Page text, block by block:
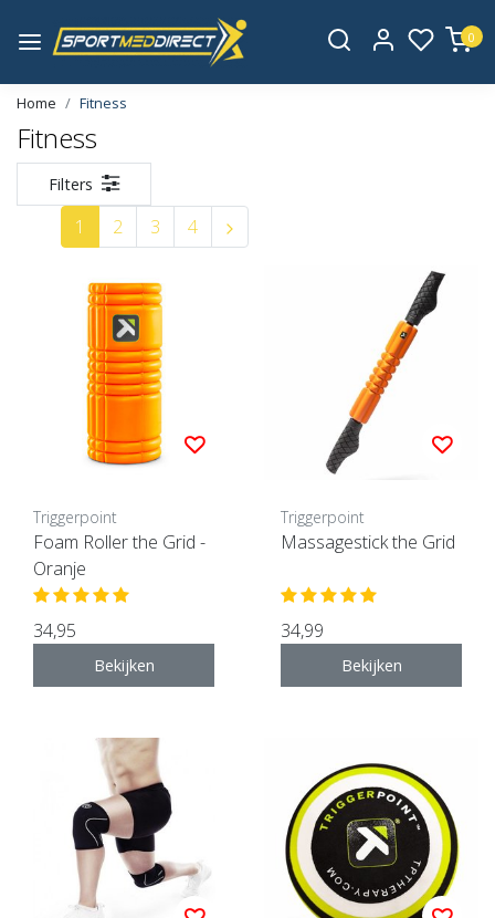
0
Home Fitness
Fitness
Filters
1 2 3 4
Triggerpoint
Foam Roller the Grid -
Oranje
34,95
Bekijken
Triggerpoint
Massagestick the Grid
34,99
Bekijken